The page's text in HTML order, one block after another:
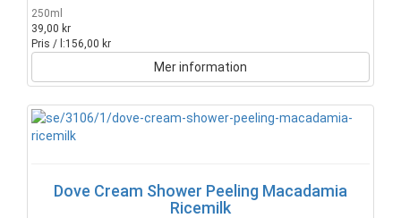
250ml
39,00 kr
Pris / l:156,00 kr
Mer information
Dove Cream Shower Peeling Macadamia
Ricemilk